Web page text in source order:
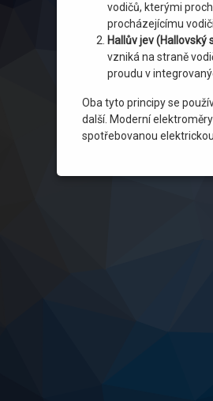
vodičů, kterými
procházejícímu
Hallův jev (Hallovský
vzniká na straně
proudu v
Oba tyto principy se
další. Moderní
spotřebovanou